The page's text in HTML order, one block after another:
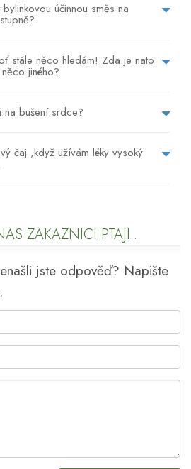
účinnou směs na
stále něco hledám! Zda je nato
jiného?
na bušení srdce?
čaj ,když užívám léky vysoký
ZÁKAZNÍCI PTAJÍ...
jste odpověď? Napište